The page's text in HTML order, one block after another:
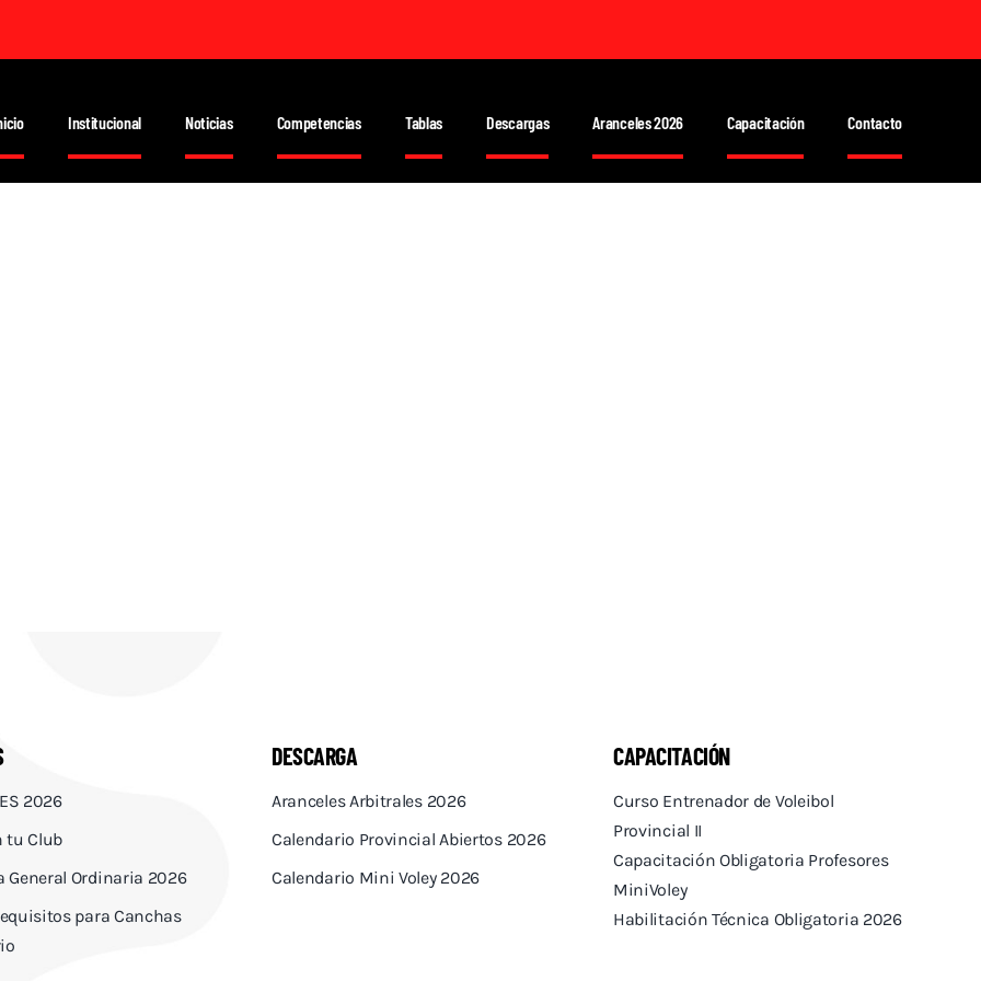
Institucional Noticias Competencias Tablas Descargas Aranceles 2026 Capacitación Contacto
2026
tu Club
General Ordinaria 2026
para Canchas
DESCARGA
Aranceles Arbitrales 2026
Calendario Provincial Abiertos 2026
Calendario Mini Voley 2026
CAPACITACIÓN
Curso Entrenador de Voleibol
Provincial II
Capacitación Obligatoria Profesores
MiniVoley
Habilitación Técnica Obligatoria 2026